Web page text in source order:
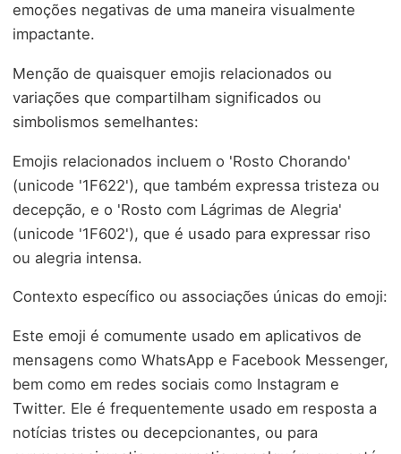
emoções negativas de uma maneira visualmente
impactante.
Menção de quaisquer emojis relacionados ou
variações que compartilham significados ou
simbolismos semelhantes:
Emojis relacionados incluem o 'Rosto Chorando'
(unicode '1F622'), que também expressa tristeza ou
decepção, e o 'Rosto com Lágrimas de Alegria'
(unicode '1F602'), que é usado para expressar riso
ou alegria intensa.
Contexto específico ou associações únicas do emoji:
Este emoji é comumente usado em aplicativos de
mensagens como WhatsApp e Facebook Messenger,
bem como em redes sociais como Instagram e
Twitter. Ele é frequentemente usado em resposta a
notícias tristes ou decepcionantes, ou para